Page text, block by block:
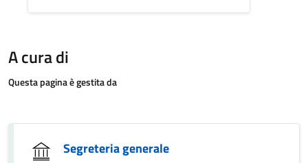
A cura di
Questa pagina è gestita da
Segreteria generale